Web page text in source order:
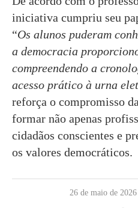
iniciativa cumpriu seu
“Os alunos puderam
a democracia
compreendendo a
acesso prático à urna
reforça o compromisso
formar não apenas
cidadãos conscientes e
os valores democráticos.
26 de maio de 2026